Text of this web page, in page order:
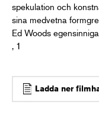
spekulation och
sina medvetna
Ed Woods
, 1
Ladda ner